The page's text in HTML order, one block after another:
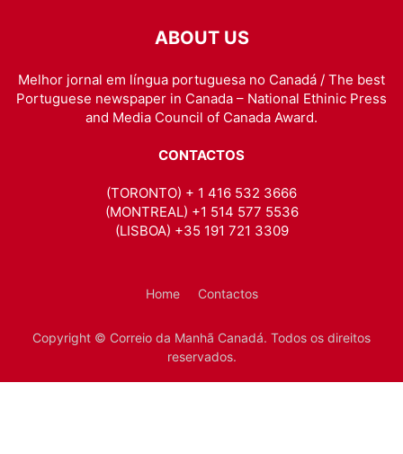
ABOUT US
Melhor jornal em língua portuguesa no Canadá / The best
Portuguese newspaper in Canada – National Ethinic Press
and Media Council of Canada Award.
CONTACTOS
(TORONTO) + 1 416 532 3666
(MONTREAL) +1 514 577 5536
(LISBOA) +35 191 721 3309
Home Contactos
Copyright © Correio da Manhã Canadá. Todos os direitos
reservados.